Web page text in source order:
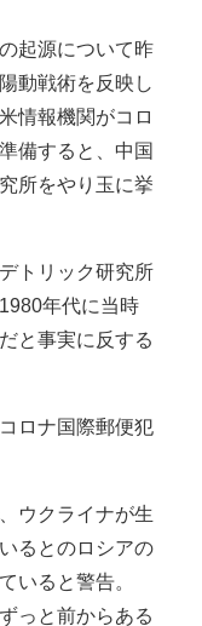
起源について昨
動戦術を反映し
情報機関がコロ
備すると、中国
所をやり玉に挙
トリック研究所
年代に当時
と事実に反する
ロナ国際郵便犯
ウクライナが生
るとのロシアの
いると警告。
っと前からある